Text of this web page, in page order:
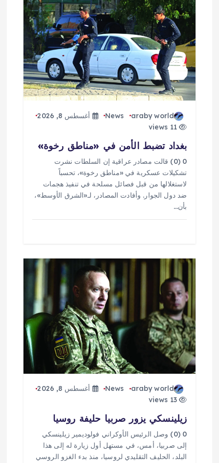
ق
araby world
News
أغسطس 8, 2026
11 views
بغداد تضبط الأمن في «مناطق رخوة»
0 (0) قالت مصادر عراقية إن السلطات نشرت
تشكيلات عسكرية في «مناطق رخوة»، تحسباً
لاستغلالها من قبل فصائل مسلحة في تنفيذ هجمات
ضد دول الجوار. وأفادت المصادر، لـ«الشرق الأوسط»،
بأن…
araby world
News
أغسطس 8, 2026
13 views
زيلينسكي يزور صربيا حليفة روسيا
0 (0) وصل الرئيس الأوكراني فولوديمير زيلينسكي
إلى صربيا، أمس، في مستهل أول زيارة له إلى هذا
البلد، الحليف التقليدي لروسيا، منذ بدء الغزو الروسي